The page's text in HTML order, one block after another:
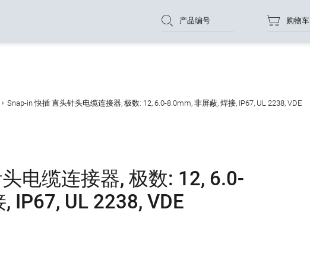
产品编号 购物车
Snap-in 快插 直头针头电缆连接器, 极数: 12, 6.0-8.0mm, 非屏蔽, 焊接, IP67, UL 2238, VDE
电缆连接器, 极数: 12, 6.0-
IP67, UL 2238, VDE